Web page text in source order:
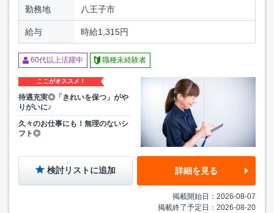
勤務地 八王子市
給与 時給1,315円
60代以上活躍中 職種未経験者
ここがオススメ！
待遇充実◎「きれいを保つ」がや
りがいに♪
久々のお仕事にも！無理のないシ
フト◎
検討リストに追加 詳細を見る
掲載開始日：2026-08-07
掲載終了予定日：2026-08-20